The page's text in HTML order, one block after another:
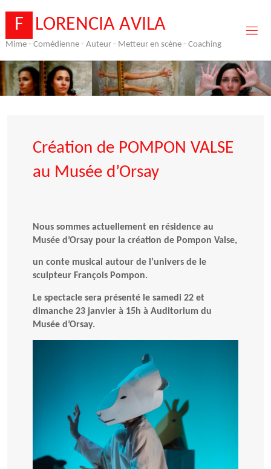
content
F LORENCIA AVILA
Mime - Comédienne - Auteur - Metteur en scène - Coaching
Création de POMPON VALSE
au Musée d’Orsay
Nous sommes actuellement en résidence au
Musée d’Orsay pour la création de Pompon Valse,
un conte musical autour de l’univers de le
sculpteur François Pompon.
Le spectacle sera présenté le samedi 22 et
dimanche 23 janvier à 15h à Auditorium du
Musée d’Orsay.